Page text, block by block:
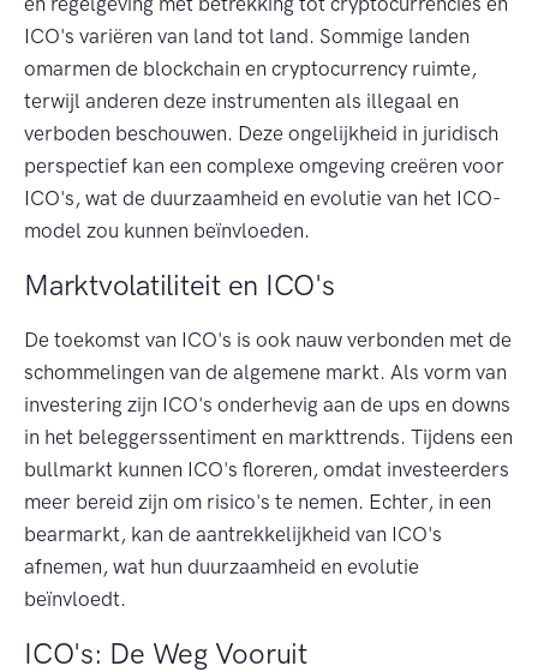
ICO's variëren van land tot land. Sommige landen
omarmen de blockchain en cryptocurrency ruimte,
terwijl anderen deze instrumenten als illegaal en
verboden beschouwen. Deze ongelijkheid in juridisch
perspectief kan een complexe omgeving creëren voor
ICO's, wat de duurzaamheid en evolutie van het ICO-
model zou kunnen beïnvloeden.
Marktvolatiliteit en ICO's
De toekomst van ICO's is ook nauw verbonden met de
schommelingen van de algemene markt. Als vorm van
investering zijn ICO's onderhevig aan de ups en downs
in het beleggerssentiment en markttrends. Tijdens een
bullmarkt kunnen ICO's floreren, omdat investeerders
meer bereid zijn om risico's te nemen. Echter, in een
bearmarkt, kan de aantrekkelijkheid van ICO's
afnemen, wat hun duurzaamheid en evolutie
beïnvloedt.
ICO's: De Weg Vooruit